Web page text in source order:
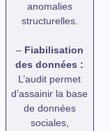
anomalies
structurelles.
– Fiabilisation
des données :
L’audit permet
d’assainir la base
de données
sociales,